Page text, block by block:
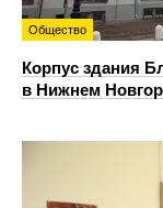
Общество
Корпус здания
в Нижнем